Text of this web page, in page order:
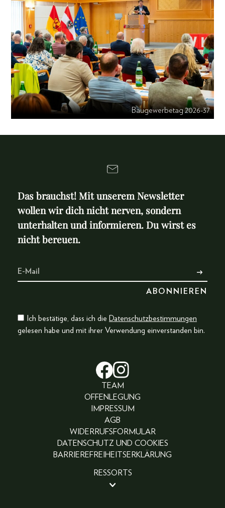
Baugewerbetag 2026-37
Das brauchst! Mit unserem Newsletter
wollen wir dich nicht nerven, sondern
unterhalten und informieren. Du wirst es
nicht bereuen.
Ich bestätige, dass ich die Datenschutzbestimmungen
gelesen habe und mit ihrer Verwendung einverstanden bin.
TEAM
OFFENLEGUNG
IMPRESSUM
AGB
WIDERRUFSFORMULAR
DATENSCHUTZ UND COOKIES
BARRIEREFREIHEITSERKLÄRUNG
RESSORTS